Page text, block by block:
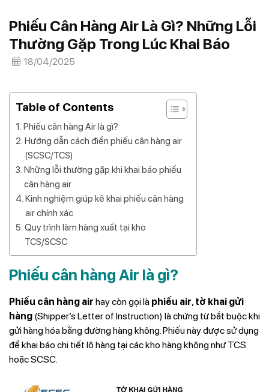
Phiếu Cân Hàng Air Là Gì? Những Lỗi
Thường Gặp Trong Lúc Khai Báo
18/04/2025
Table of Contents
Phiếu cân hàng Air là gì?
Hướng dẫn cách điền phiếu cân hàng air
(SCSC/TCS)
Những lỗi thường gặp khi khai báo phiếu
cân hàng air
Kinh nghiệm giúp kê khai phiếu cân hàng
air chính xác
Quy trình làm hàng xuất tại kho
TCS/SCSC
Phiếu cân hàng Air là gì?
Phiếu cân hàng air hay còn gọi là phiếu air, tờ khai gửi
hàng (Shipper’s Letter of Instruction) là chứng từ bắt buộc khi
gửi hàng hóa bằng đường hàng không. Phiếu này được sử dụng
để khai báo chi tiết lô hàng tại các kho hàng không như TCS
hoặc SCSC.